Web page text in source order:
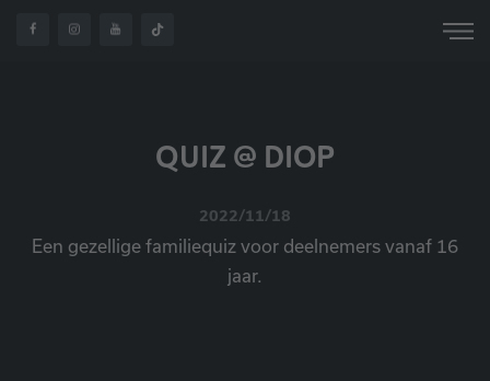
HOME
QUIZ @ DIOP
2022/11/18
Een gezellige familiequiz voor deelnemers vanaf 16
jaar.